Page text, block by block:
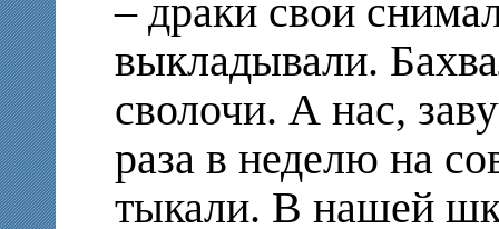
– драки свои
выкладывали.
сволочи. А нас,
раза в неделю на
тыкали. В нашей